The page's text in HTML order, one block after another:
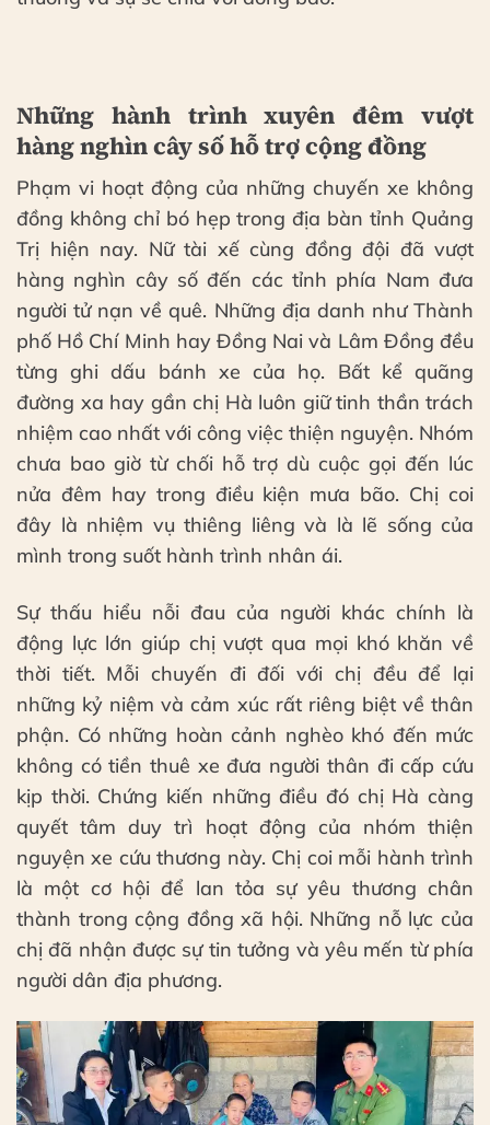
Những hành trình xuyên đêm vượt
hàng nghìn cây số hỗ trợ cộng đồng
Phạm vi hoạt động của những chuyến xe không
đồng không chỉ bó hẹp trong địa bàn tỉnh Quảng
Trị hiện nay. Nữ tài xế cùng đồng đội đã vượt
hàng nghìn cây số đến các tỉnh phía Nam đưa
người tử nạn về quê. Những địa danh như Thành
phố Hồ Chí Minh hay Đồng Nai và Lâm Đồng đều
từng ghi dấu bánh xe của họ. Bất kể quãng
đường xa hay gần chị Hà luôn giữ tinh thần trách
nhiệm cao nhất với công việc thiện nguyện. Nhóm
chưa bao giờ từ chối hỗ trợ dù cuộc gọi đến lúc
nửa đêm hay trong điều kiện mưa bão. Chị coi
đây là nhiệm vụ thiêng liêng và là lẽ sống của
mình trong suốt hành trình nhân ái.
Sự thấu hiểu nỗi đau của người khác chính là
động lực lớn giúp chị vượt qua mọi khó khăn về
thời tiết. Mỗi chuyến đi đối với chị đều để lại
những kỷ niệm và cảm xúc rất riêng biệt về thân
phận. Có những hoàn cảnh nghèo khó đến mức
không có tiền thuê xe đưa người thân đi cấp cứu
kịp thời. Chứng kiến những điều đó chị Hà càng
quyết tâm duy trì hoạt động của nhóm thiện
nguyện xe cứu thương này. Chị coi mỗi hành trình
là một cơ hội để lan tỏa sự yêu thương chân
thành trong cộng đồng xã hội. Những nỗ lực của
chị đã nhận được sự tin tưởng và yêu mến từ phía
người dân địa phương.